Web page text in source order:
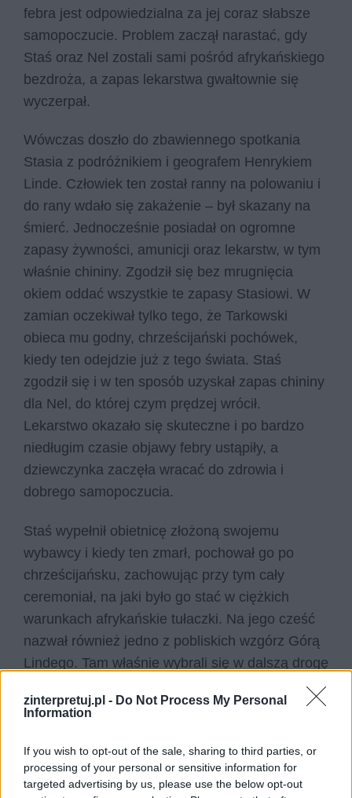
zinterpretuj.pl - Do Not Process My Personal
Information
If you wish to opt-out of the sale, sharing to third parties, or
processing of your personal or sensitive information for
targeted advertising by us, please use the below opt-out
febra jest odpowiedzialna za jej coraz słabsze
samopoczucie. Problem zaczął narastać, gdy
Staś oraz Nel zostali sami pośród afrykańskiego
bezdroża, a zapas lekarstwa gwałtownie się
wyczerpał.
Wówczas doszło do zbawiennego spotkania
Stasia z podróżnikiem i geografem Henrykiem
Linde. Człowiek ten został ranny na polowaniu i
do rany wdało się zakażenie – był skazany na
śmierć. Jednocześnie posiadał on ogromne
zapasy żywności, amunicji oraz lekarstw, w tym
właśnie chininy. Zgodził się bez mrugnięcia
okiem oddać wszystkie te zapasy Stasiowi. W
zamian oczekiwał tylko tego, że Tarkowski
obieca mu godny, chrześcijański pochówek,
kiedy ten odejdzie już z tego świata. Staś
zgodził się i w ten sposób uzyskał zapas chininy
dla Nel, do której czym prędzej wrócił.
Lekarstwo okazało się skuteczne i po bardzo
niedługim czasie objawy febry ustąpiły, a
dziewczynka zaczęła wracać do zdrowia i
dobrego samopoczucia.
Staś wypełnił obietnicę złożoną swojemu
wybawcy i kiedy ten zmarł, pochował go po
chrześcijańsku, zachowując przy tym cały
ceremoniał, na jaki było go stać w ciężkich
warunkach afrykańskie tułaczki. Na jego cześć
nazwał również jedno z pobliskich wzgórz Górą
Lindego. Tam właśnie wybrali się w dalszą drogę
przyjaciele, Mea oraz jej ukochanyKali.
Czytaj także:
W pustyni i w puszczy – czas i miejsce
akcji